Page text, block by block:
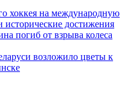
хоккея на международную
исторические достижения
погиб от взрыва колеса
возложило цветы к